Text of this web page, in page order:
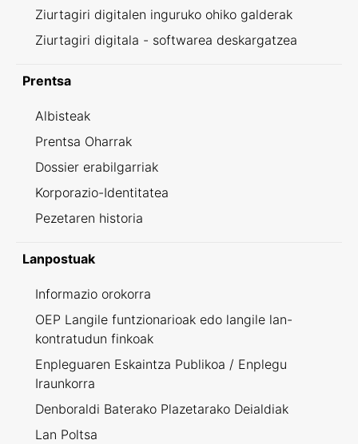
Ziurtagiri digitalen inguruko ohiko galderak
Ziurtagiri digitala - softwarea deskargatzea
Prentsa
Albisteak
Prentsa Oharrak
Dossier erabilgarriak
Korporazio-Identitatea
Pezetaren historia
Lanpostuak
Informazio orokorra
OEP Langile funtzionarioak edo langile lan-
kontratudun finkoak
Enpleguaren Eskaintza Publikoa / Enplegu
Iraunkorra
Denboraldi Baterako Plazetarako Deialdiak
Lan Poltsa